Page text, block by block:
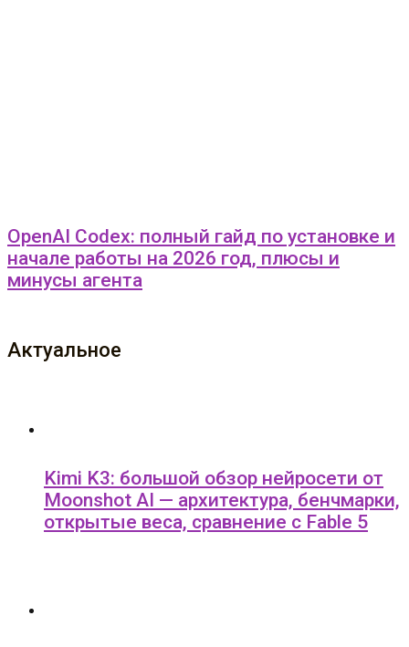
OpenAI Codex: полный гайд по установке и
начале работы на 2026 год, плюсы и
минусы агента
Актуальное
Kimi K3: большой обзор нейросети от
Moonshot AI — архитектура, бенчмарки,
открытые веса, сравнение с Fable 5